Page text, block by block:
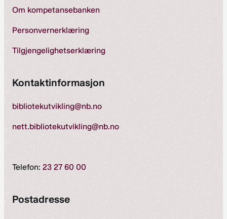
Om kompetansebanken
Personvernerklæring
Tilgjengelighetserklæring
Kontaktinformasjon
bibliotekutvikling@nb.no
nett.bibliotekutvikling@nb.no
Telefon: 23 27 60 00
Postadresse